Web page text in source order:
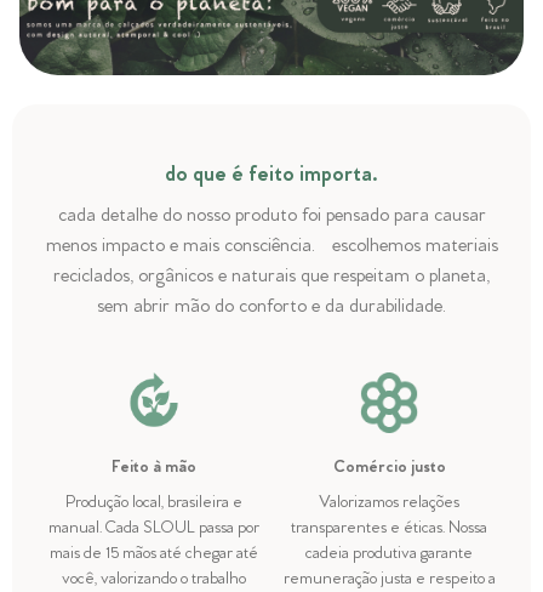
do que é feito importa.
cada detalhe do nosso produto foi pensado para causar
menos impacto e mais consciência. escolhemos materiais
reciclados, orgânicos e naturais que respeitam o planeta,
sem abrir mão do conforto e da durabilidade.
Feito à mão
Produção local, brasileira e
manual. Cada SLOUL passa por
mais de 15 mãos até chegar até
você, valorizando o trabalho
Comércio justo
Valorizamos relações
transparentes e éticas. Nossa
cadeia produtiva garante
remuneração justa e respeito a